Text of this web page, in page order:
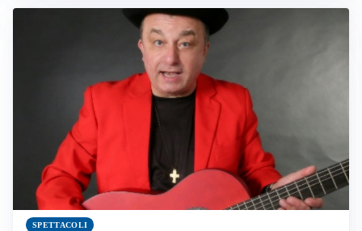
SPETTACOLI